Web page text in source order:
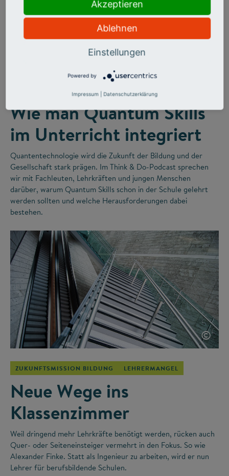
Wie man Quantum Skills
im Unterricht integriert
Quantentechnologie wird die Zukunft der Bildung und der
Gesellschaft stark prägen. Im Think & Do-Podcast sprechen
wir mit Fachleuten, Lehrkräften und jungen Menschen
darüber, warum Quantum Skills schon in der Schule gelehrt
werden sollten und welche Herausforderungen dabei
bestehen.
©
ZUKUNFTSMISSION BILDUNG LEHRERMANGEL
Neue Wege ins
Klassenzimmer
Weil dringend mehr Lehrkräfte benötigt werden, rücken auch
Quer- oder Seiteneinsteiger vermehrt in den Fokus. So wie
Alexander Finke. Statt als Ingenieur zu arbeiten, wird er nun
Lehrer für berufsbildende Schulen.
Akzeptieren
Ablehnen
Einstellungen
Powered by
Impressum Datenschutzerklärung